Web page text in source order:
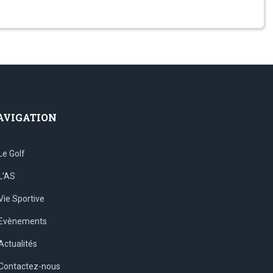
Golf
Sportive
nous